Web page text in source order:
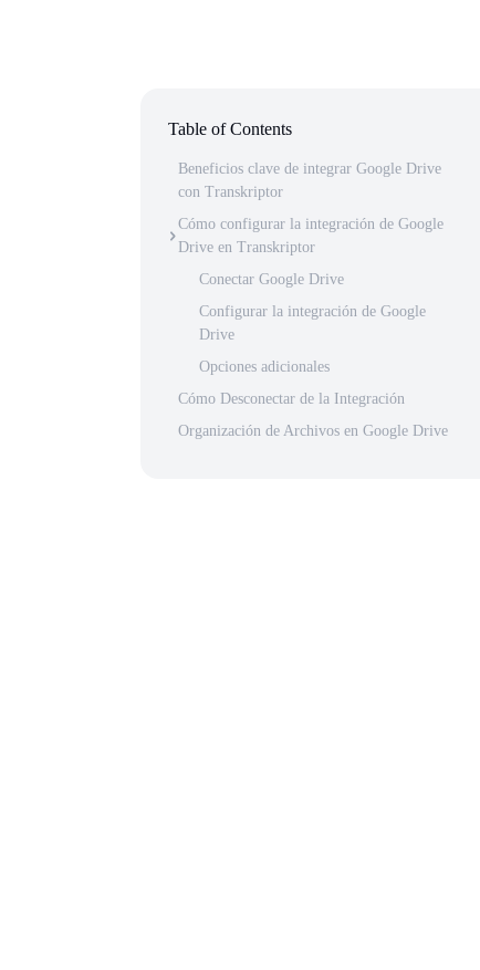
Table of Contents
Beneficios clave de integrar Google Drive
con Transkriptor
Cómo configurar la integración de Google
Drive en Transkriptor
Conectar Google Drive
Configurar la integración de Google
Drive
Opciones adicionales
Cómo Desconectar de la Integración
Organización de Archivos en Google Drive